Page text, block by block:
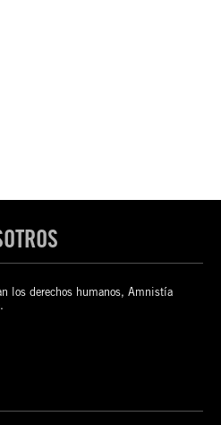
los derechos humanos, Amnistía